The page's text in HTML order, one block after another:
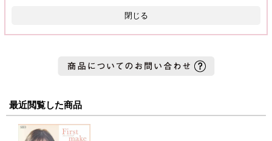
閉じる
最近閲覧した商品